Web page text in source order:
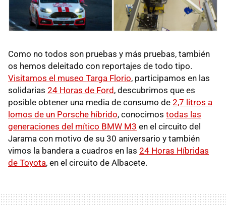
Como no todos son pruebas y más pruebas, también
os hemos deleitado con reportajes de todo tipo.
Visitamos el museo Targa Florio, participamos en las
solidarias 24 Horas de Ford, descubrimos que es
posible obtener una media de consumo de 2,7 litros a
lomos de un Porsche híbrido, conocimos todas las
generaciones del mítico BMW M3 en el circuito del
Jarama con motivo de su 30 aniversario y también
vimos la bandera a cuadros en las 24 Horas Híbridas
de Toyota, en el circuito de Albacete.